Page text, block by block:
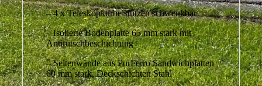
– 4 x Teleskopkurbelstützen schwenkbar
– Isolierte Bodenplatte 65 mm stark mit
Antirutschbeschichtung
– Seitenwände aus PurFerro Sandwichplatten
60 mm stark, Deckschichten Stahl